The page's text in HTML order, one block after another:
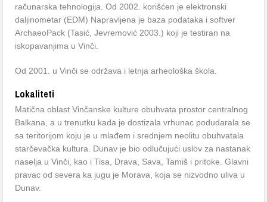
računarska tehnologija. Od 2002. korišćen je elektronski
daljinometar (EDM) Napravljena je baza podataka i softver
ArchaeoPack (Tasić, Jevremović 2003.) koji je testiran na
iskopavanjima u Vinči.
Od 2001. u Vinči se održava i letnja arheološka škola.
Lokaliteti
Matična oblast Vinčanske kulture obuhvata prostor centralnog
Balkana, a u trenutku kada je dostizala vrhunac podudarala se
sa teritorijom koju je u mlađem i srednjem neolitu obuhvatala
starčevačka kultura. Dunav je bio odlučujući uslov za nastanak
naselja u Vinči, kao i Tisa, Drava, Sava, Tamiš i pritoke. Glavni
pravac od severa ka jugu je Morava, koja se nizvodno uliva u
Dunav.